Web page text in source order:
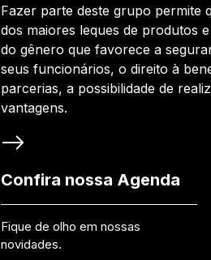
Fazer parte deste grupo permite
dos maiores leques de produtos
do gênero que favorece a
seus funcionários, o direito à
parcerias, a possibilidade de
vantagens.
Confira nossa Agenda
Fique de olho em nossas
novidades.